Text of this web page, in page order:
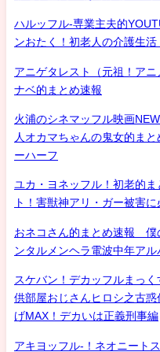
ハルッフル-専業主夫的
ンおたく！初老人の介護生活
アニゲタレスト（元祖！ア
ナベ的まとめ速報
火浦のシネマッフル映画
人オカマちゃんの鬼女的ま
ーハーフ
ユカ・ヨネッフル！初老的
ト！害獣神アリ・ガー被害
おネコさん的まとめ速報 僕
ンタルメンヘラ電波中年ア
スケバン！デカッフルまっ
供部屋おじさんヒロシ之古
げMAX！デカいは正義刑事編
アキヨッフル-！ネオニート